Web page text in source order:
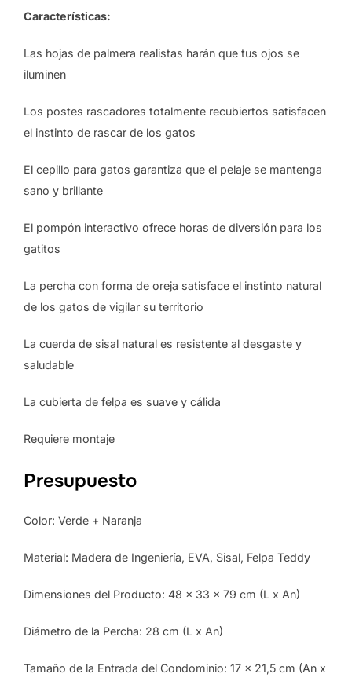
Características:
Las hojas de palmera realistas harán que tus ojos se
iluminen
Los postes rascadores totalmente recubiertos satisfacen
el instinto de rascar de los gatos
El cepillo para gatos garantiza que el pelaje se mantenga
sano y brillante
El pompón interactivo ofrece horas de diversión para los
gatitos
La percha con forma de oreja satisface el instinto natural
de los gatos de vigilar su territorio
La cuerda de sisal natural es resistente al desgaste y
saludable
La cubierta de felpa es suave y cálida
Requiere montaje
Presupuesto
Color: Verde + Naranja
Material: Madera de Ingeniería, EVA, Sisal, Felpa Teddy
Dimensiones del Producto: 48 x 33 x 79 cm (L x An)
Diámetro de la Percha: 28 cm (L x An)
Tamaño de la Entrada del Condominio: 17 x 21,5 cm (An x